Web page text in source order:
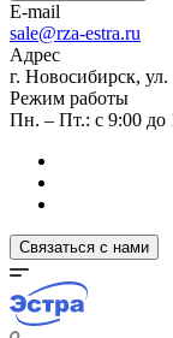
E-mail
sale@rza-estra.ru
Адрес
г. Новосибирск,
Режим работы
Пн. – Пт.: с 9:00 до
Связаться с нами